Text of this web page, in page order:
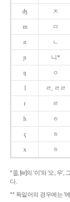
ʤ ㅈ
m ㅁ
n ㄴ
ɲ 니*
ŋ ㅇ
l ㄹ, ㄹㄹ
r ㄹ
h ㅎ
ç ㅎ
x ㅎ
* [j], [w]의 '이'와 '오, 우',
다.
** 독일어의 경우에는 '